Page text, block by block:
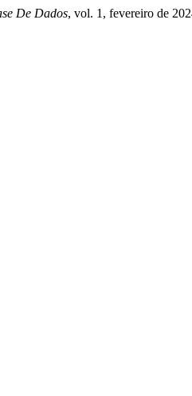
De Dados, vol. 1, fevereiro de